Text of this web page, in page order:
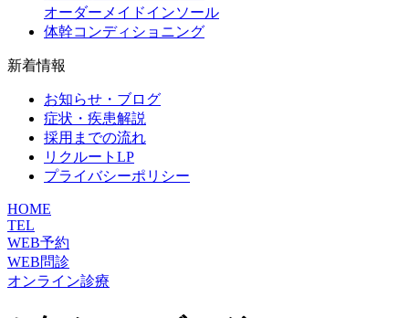
オーダーメイドインソール
体幹コンディショニング
新着情報
お知らせ・ブログ
症状・疾患解説
採用までの流れ
リクルートLP
プライバシーポリシー
HOME
TEL
WEB予約
WEB問診
オンライン診療